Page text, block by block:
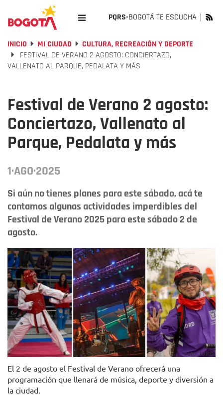
PQRS-BOGOTÁ TE ESCUCHA
INICIO MI CIUDAD
CULTURA, RECREACIÓN Y DEPORTE
FESTIVAL DE VERANO 2 AGOSTO: CONCIERTAZO,
VALLENATO AL PARQUE, PEDALATA Y MÁS
Festival de Verano 2 agosto:
Conciertazo, Vallenato al
Parque, Pedalata y más
1·AGO·2025
Si aún no tienes planes para este sábado, acá te
contamos algunas actividades imperdibles del
Festival de Verano 2025 para este sábado 2 de
agosto.
Foto: IDRD.
El 2 de agosto el Festival de Verano ofrecerá una
programación que llenará de música, deporte y diversión a
la ciudad.